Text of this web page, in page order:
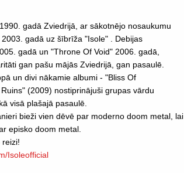
gadā Zviedrijā, ar sākotnējo nosaukumu
gadā uz šībrīža "Isole" . Debijas
gadā un "Throne Of Void" 2006. gadā,
gan pašu mājās Zviedrijā, gan pasaulē.
un divi nākamie albumi - "Bliss Of
(2009) nostiprinājuši grupas vārdu
visā plašajā pasaulē.
bieži vien dēvē par moderno doom metal, lai
episko doom metal.
reizi!
Isoleofficial